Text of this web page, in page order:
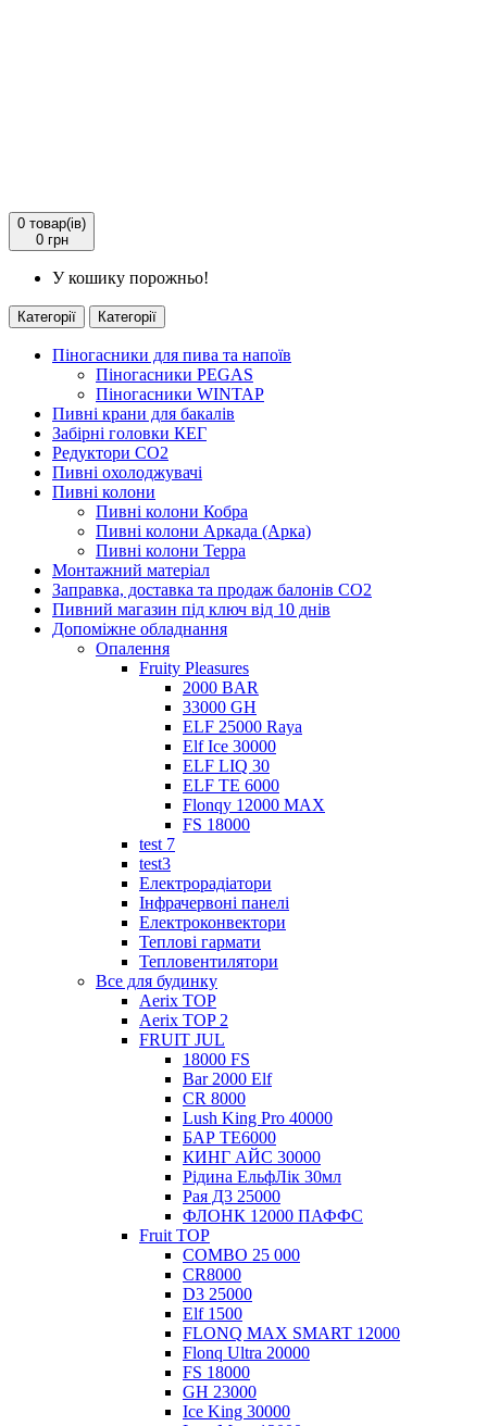
0 товар(ів)
0 грн
У кошику порожньо!
Категорії Категорії
Піногасники для пива та напоїв
Піногасники PEGAS
Піногасники WINTAP
Пивні крани для бакалів
Забірні головки КЕГ
Редуктори СО2
Пивні охолоджувачі
Пивні колони
Пивні колони Кобра
Пивні колони Аркада (Арка)
Пивні колони Терра
Монтажний матеріал
Заправка, доставка та продаж балонів CO2
Пивний магазин під ключ від 10 днів
Допоміжне обладнання
Опалення
Fruity Pleasures
2000 BAR
33000 GH
ELF 25000 Raya
Elf Ice 30000
ELF LIQ 30
ELF TE 6000
Flonqy 12000 MAX
FS 18000
test 7
test3
Електрорадіатори
Інфрачервоні панелі
Електроконвектори
Теплові гармати
Тепловентилятори
Все для будинку
Aerix TOP
Aerix TOP 2
FRUIT JUL
18000 FS
Bar 2000 Elf
CR 8000
Lush King Pro 40000
БАР ТЕ6000
КИНГ АЙС 30000
Рідина ЕльфЛік 30мл
Рая Д3 25000
ФЛОНК 12000 ПАФФС
Fruit TOP
COMBO 25 000
CR8000
D3 25000
Elf 1500
FLONQ MAX SMART 12000
Flonq Ultra 20000
FS 18000
GH 23000
Ice King 30000